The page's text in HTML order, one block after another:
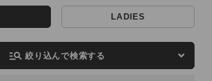
LADIES
manage_search 絞り込んで検索する